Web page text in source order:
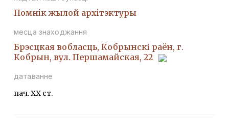
Помнiк жылой архiтэктуры
месца знаходжання
Брэсцкая вобласць, Кобрынскі раён, г.
Кобрын, вул. Першамайская, 22
датаванне
пач. ХХ ст.